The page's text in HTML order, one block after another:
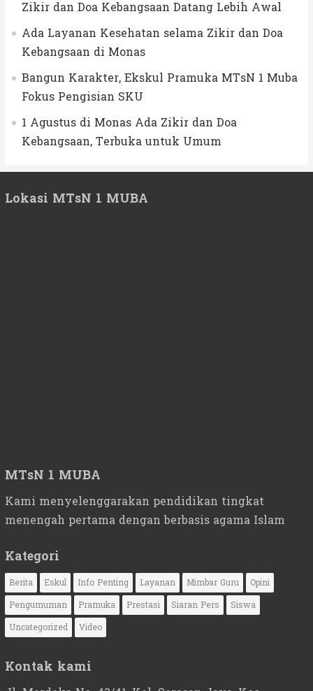
Zikir dan Doa Kebangsaan Datang Lebih Awal
Ada Layanan Kesehatan selama Zikir dan Doa
Kebangsaan di Monas
Bangun Karakter, Ekskul Pramuka MTsN 1 Muba
Fokus Pengisian SKU
1 Agustus di Monas Ada Zikir dan Doa
Kebangsaan, Terbuka untuk Umum
Lokasi MTsN 1 MUBA
MTsN 1 MUBA
Kami menyelenggarakan pendidikan tingkat
menengah pertama dengan berbasis agama Islam
Kategori
Berita Eskul Info Penting Layanan Mimbar Guru
Opini
Pengumuman
Pramuka Prestasi Siaran Pers
Siswa
Uncategorized
Video
Kontak kami